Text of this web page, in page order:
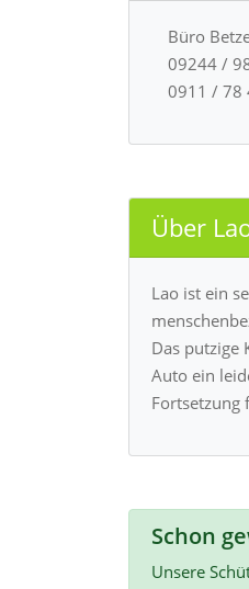
Büro
09244 /
0911 / 78
Über
Lao ist ein
Das putzige
Auto ein
Schon
Unsere